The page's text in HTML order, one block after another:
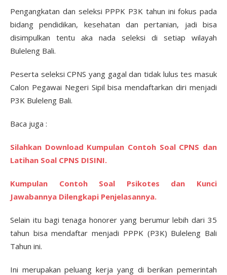
Pengangkatan dan seleksi PPPK P3K tahun ini fokus pada
bidang pendidikan, kesehatan dan pertanian, jadi bisa
disimpulkan tentu aka nada seleksi di setiap wilayah
Buleleng Bali.
Peserta seleksi CPNS yang gagal dan tidak lulus tes masuk
Calon Pegawai Negeri Sipil bisa mendaftarkan diri menjadi
P3K Buleleng Bali.
Baca juga :
Silahkan Download Kumpulan Contoh Soal CPNS dan
Latihan Soal CPNS DISINI.
Kumpulan Contoh Soal Psikotes dan Kunci
Jawabannya Dilengkapi Penjelasannya.
Selain itu bagi tenaga honorer yang berumur lebih dari 35
tahun bisa mendaftar menjadi PPPK (P3K) Buleleng Bali
Tahun ini.
Ini merupakan peluang kerja yang di berikan pemerintah